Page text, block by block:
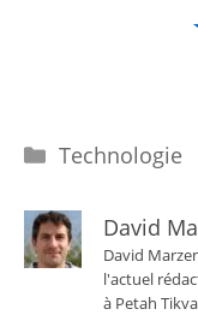
Catégories
Technologie
David
David
l'actuel
à Petah